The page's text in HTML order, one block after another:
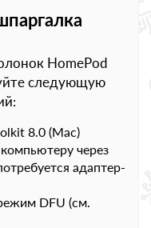
HomePod
следующую
8.0 (Mac)
через
адаптер-
DFU (см.